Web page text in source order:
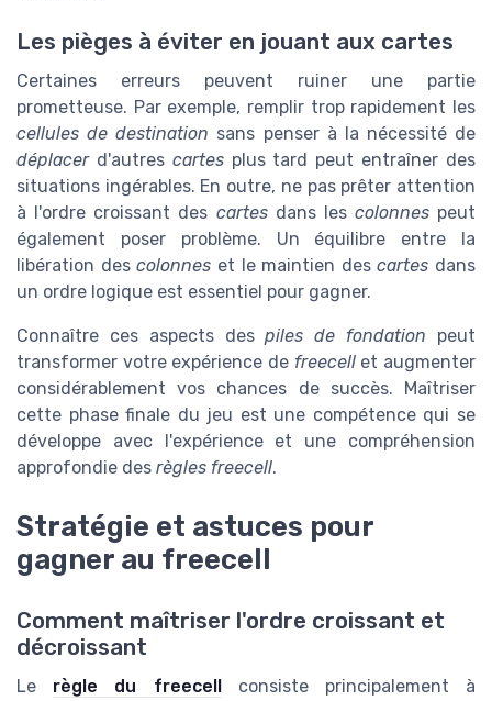
Les pièges à éviter en jouant aux cartes
Certaines erreurs peuvent ruiner une partie
prometteuse. Par exemple, remplir trop rapidement les
cellules de destination sans penser à la nécessité de
déplacerd'autres cartesplus tard peut entraîner des
situations ingérables. En outre, ne pas prêter attention
à l'ordre croissant des cartesdans les colonnespeut
également poser problème. Un équilibre entre la
libération descolonnes et le maintien descartes dans
un ordre logique est essentiel pour gagner.
Connaître ces aspects despiles de fondation peut
transformer votre expérience de freecellet augmenter
considérablement vos chances de succès. Maîtriser
cette phase finale du jeu est une compétence qui se
développe avec l'expérience et une compréhension
approfondie des règles freecell.
Stratégie et astuces pour
gagner au freecell
Comment maîtriser l'ordre croissant et
décroissant
Le règle du freecell
consiste principalement à